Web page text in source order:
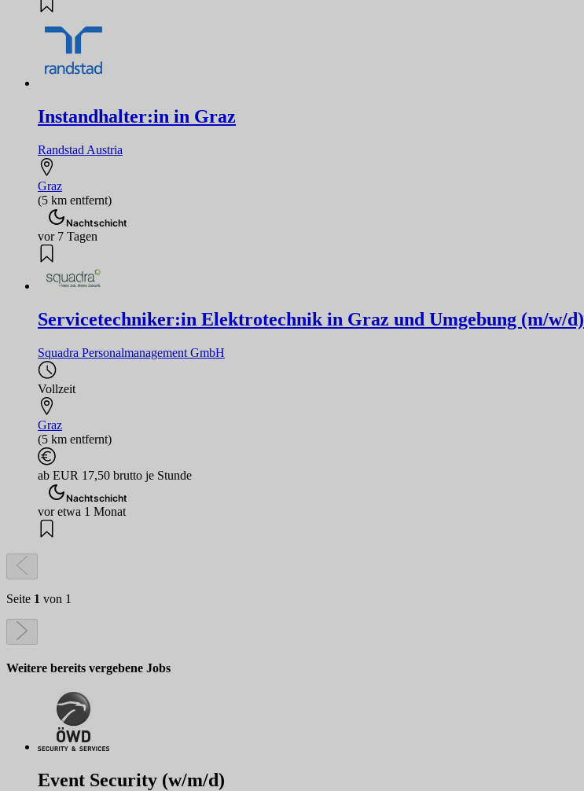
Instandhalter:in in Graz
Randstad Austria
Graz
(5 km entfernt)
Nachtschicht
vor 7 Tagen
Servicetechniker:in Elektrotechnik in Graz und Umgebung (m/w/d)
Squadra Personalmanagement GmbH
Vollzeit
Graz
(5 km entfernt)
ab EUR 17,50 brutto je Stunde
Nachtschicht
vor etwa 1 Monat
Seite 1 von 1
Weitere bereits vergebene Jobs
Event Security (w/m/d)